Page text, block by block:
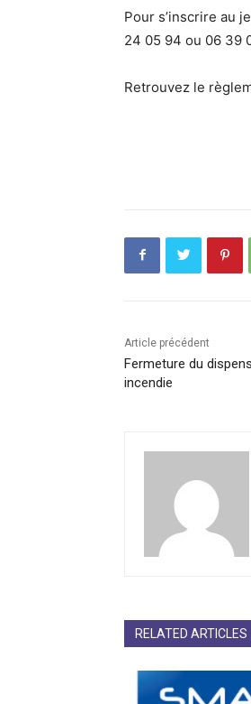
Pour s’inscrire au
24 05 94 ou 06 39
Retrouvez le
Article précédent
Fermeture du
incendie
RELATED ARTICLES